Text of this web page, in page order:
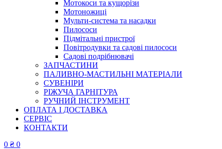
Мотокоси та кущорізи
Мотоножиці
Мульти-система та насадки
Пилососи
Підмітальні пристрої
Повітродувки та садові пилососи
Садові подрібнювачі
ЗАПЧАСТИНИ
ПАЛИВНО-МАСТИЛЬНІ МАТЕРІАЛИ
СУВЕНІРИ
РІЖУЧА ГАРНІТУРА
РУЧНИЙ ІНСТРУМЕНТ
ОПЛАТА І ДОСТАВКА
СЕРВІС
КОНТАКТИ
0 ₴ 0